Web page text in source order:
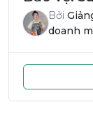
Bởi
doanh